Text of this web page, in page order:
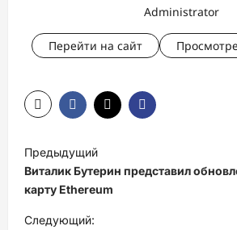
Administrator
Перейти на сайт
а
в
и
Предыдущий
Виталик Бутерин представил
карту Ethereum
Следующий: